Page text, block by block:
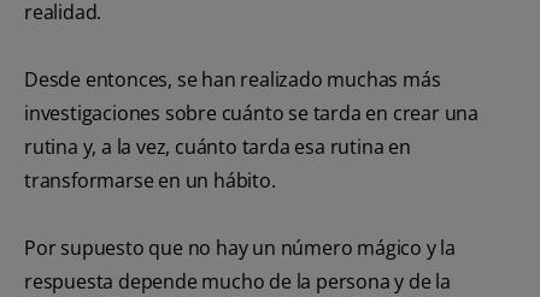
realidad.
Desde entonces, se han realizado muchas más
investigaciones sobre cuánto se tarda en crear una
rutina y, a la vez, cuánto tarda esa rutina en
transformarse en un hábito.
Por supuesto que no hay un número mágico y la
respuesta depende mucho de la persona y de la